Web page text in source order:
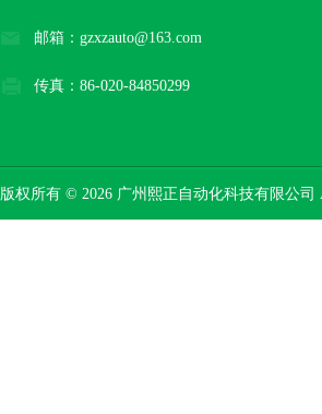
邮箱：gzxzauto@163.com
传真：86-020-84850299
版权所有 © 2026 广州熙正自动化科技有限公司